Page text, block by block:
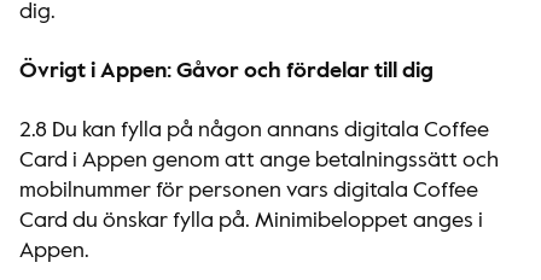
dig.
Övrigt i Appen: Gåvor och fördelar till dig
2.8 Du kan fylla på någon annans digitala Coffee
Card i Appen genom att ange betalningssätt och
mobilnummer för personen vars digitala Coffee
Card du önskar fylla på. Minimibeloppet anges i
Appen.